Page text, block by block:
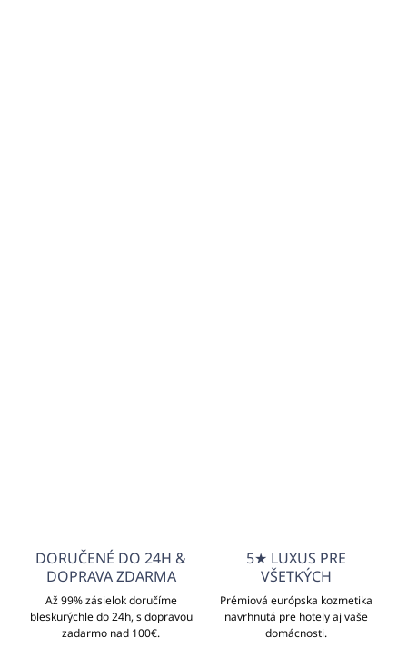
DORUČENÉ DO 24H &
DOPRAVA ZDARMA
Až 99% zásielok doručíme
bleskurýchle do 24h, s dopravou
zadarmo nad 100€.
5★ LUXUS PRE
VŠETKÝCH
Prémiová európska kozmetika
navrhnutá pre hotely aj vaše
domácnosti.